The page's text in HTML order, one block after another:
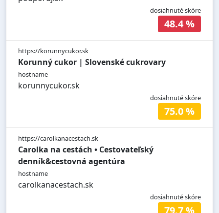
dosiahnuté skóre
48.4 %
https://korunnycukor.sk
Korunný cukor | Slovenské cukrovary
hostname
korunnycukor.sk
dosiahnuté skóre
75.0 %
https://carolkanacestach.sk
Carolka na cestách • Cestovateľský
denník&cestovná agentúra
hostname
carolkanacestach.sk
dosiahnuté skóre